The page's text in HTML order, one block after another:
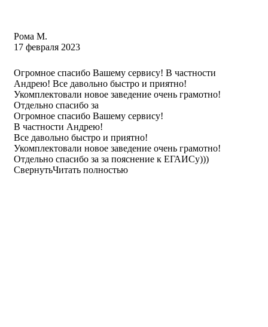
Рома М.
17 февраля 2023
Огромное спасибо Вашему сервису! В частности
Андрею! Все давольно быстро и приятно!
Укомплектовали новое заведение очень грамотно!
Отдельно спасибо за
Огромное спасибо Вашему сервису!
В частности Андрею!
Все давольно быстро и приятно!
Укомплектовали новое заведение очень грамотно!
Отдельно спасибо за за пояснение к ЕГАИСу)))
СвернутьЧитать полностью